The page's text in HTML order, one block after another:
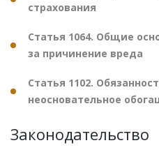
страхования
Статья 1064. Общие
за причинение вреда
Статья 1102.
неосновательное
Законодательство